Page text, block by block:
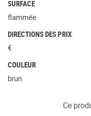
SURFACE
flammée
DIRECTIONS DES PRIX
€
COULEUR
brun
Ce